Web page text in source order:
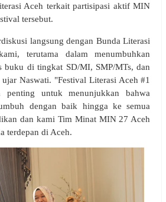
Aceh terkait partisipasi aktif MIN
tersebut.
langsung dengan Bunda Literasi
terutama dalam menumbuhkan
buku di tingkat SD/MI, SMP/MTs, dan
Naswati. "Festival Literasi Aceh #1
penting untuk menunjukkan bahwa
dengan baik hingga ke semua
dan kami Tim Minat MIN 27 Aceh
terdepan di Aceh.